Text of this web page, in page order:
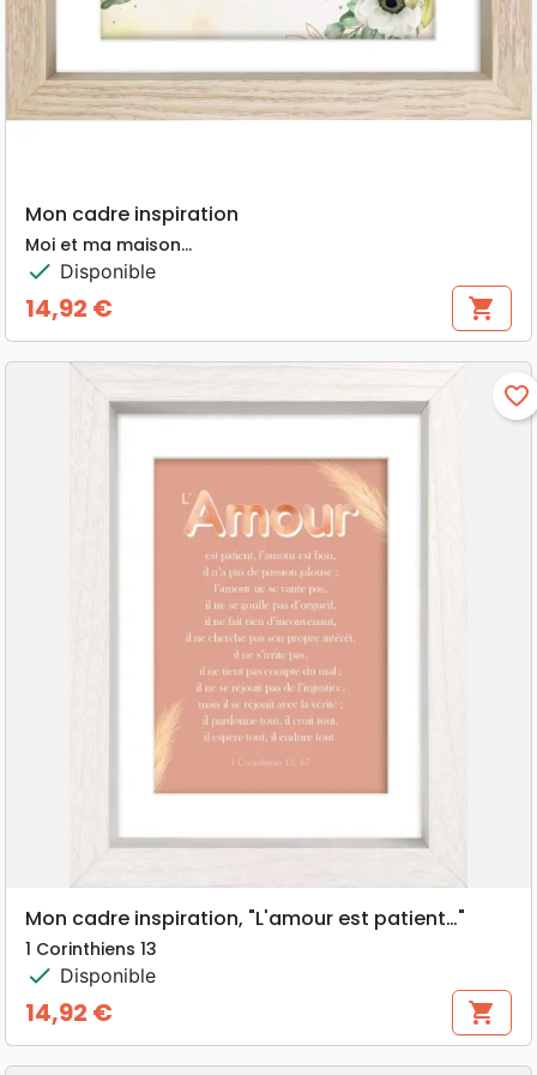
Mon cadre inspiration
Moi et ma maison...
check Disponible
Prix
14,92 € shopping_cart
favorite_border
Mon cadre inspiration, "L'amour est patient…"
1 Corinthiens 13
check Disponible
Prix
14,92 € shopping_cart